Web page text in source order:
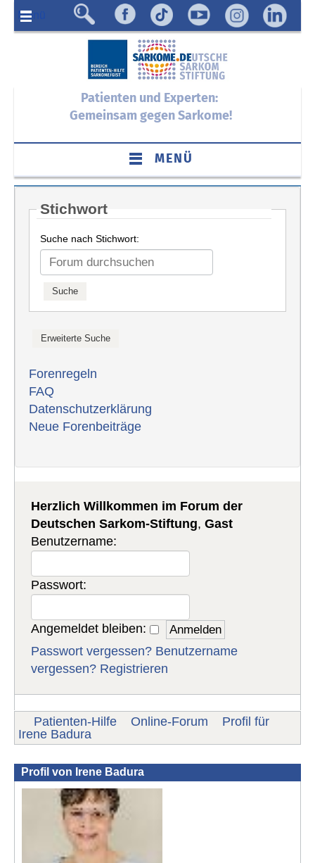
Menü
Patienten und Experten:
Gemeinsam gegen Sarkome!
MENÜ
Stichwort
Suche nach Stichwort:
Forenregeln
FAQ
Datenschutzerklärung
Neue Forenbeiträge
Herzlich Willkommen im Forum der
Deutschen Sarkom-Stiftung,Gast
Benutzername:
Passwort:
Angemeldet bleiben:
Passwort vergessen? Benutzername
vergessen? Registrieren
Patienten-Hilfe Online-Forum
Profil für
Irene Badura
Profil von Irene Badura